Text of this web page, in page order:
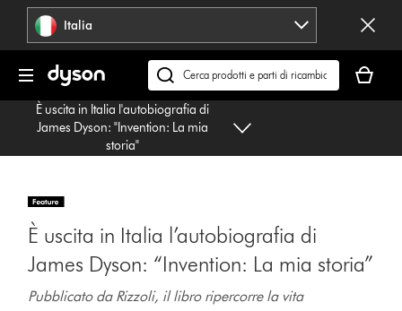
navigazione Italia
Cerca
su
dyson.it
carrello
è
È uscita in Italia l'autobiografia di
James Dyson: "Invention: La mia
storia"
È uscita in Italia l’autobiografia di
James Dyson: “Invention: La mia storia”
Pubblicato da Rizzoli, il libro ripercorre la vita